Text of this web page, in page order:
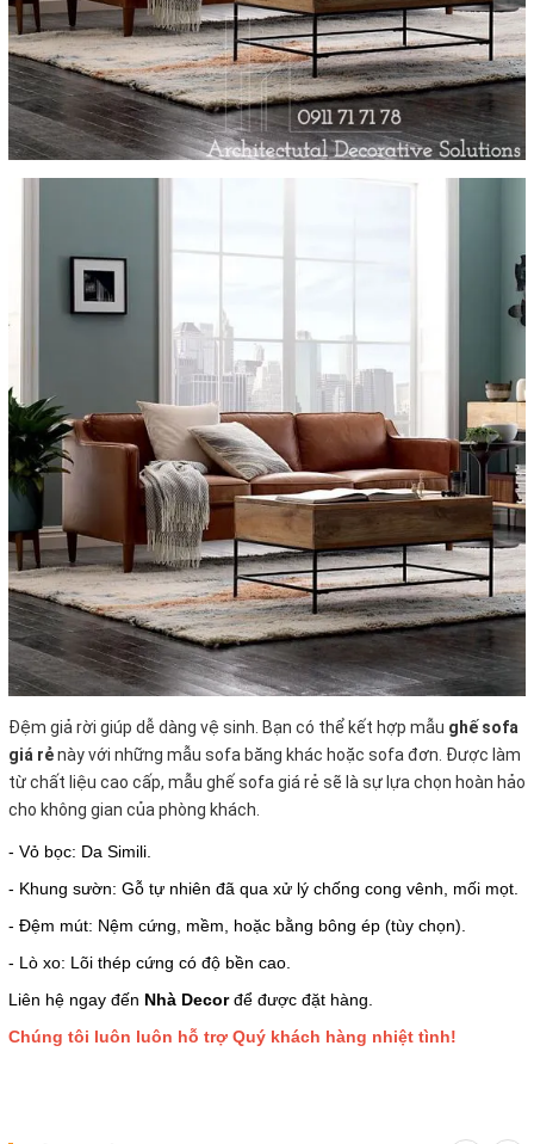
Đệm giả rời giúp dễ dàng vệ sinh. Bạn có thể kết hợp mẫu ghế sofa
giá rẻnày với những mẫu sofa băng khác hoặc sofa đơn. Được làm
từ chất liệu cao cấp, mẫu ghế sofa giá rẻ sẽ là sự lựa chọn hoàn hảo
cho không gian của phòng khách.
- Vỏ bọc: Da Simili.
- Khung sườn: Gỗ tự nhiên đã qua xử lý chống cong vênh, mối mọt.
- Đệm mút: Nệm cứng, mềm, hoặc bằng bông ép (tùy chọn).
- Lò xo: Lõi thép cứng có độ bền cao.
Liên hệ ngay đến Nhà Decorđể được đặt hàng.
Chúng tôi luôn luôn hỗ trợ Quý khách hàng nhiệt tình!